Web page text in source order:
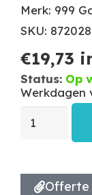
Merk: 999
SKU:
€19,73
Status: Op
Werkdagen
Offerte